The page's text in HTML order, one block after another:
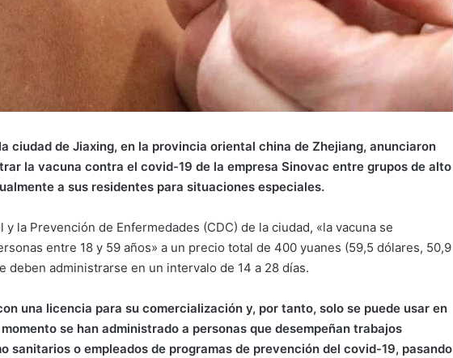
ciudad de Jiaxing, en la provincia oriental china de Zhejiang, anunciaron
la vacuna contra el covid-19 de la empresa Sinovac entre grupos de alto
a sus residentes para situaciones especiales.
la Prevención de Enfermedades (CDC) de la ciudad, «la vacuna se
entre 18 y 59 años» a un precio total de 400 yuanes (59,5 dólares, 50,9
deben administrarse en un intervalo de 14 a 28 días.
una licencia para su comercialización y, por tanto, solo se puede usar en
se han administrado a personas que desempeñan trabajos
sanitarios o empleados de programas de prevención del covid-19, pasando